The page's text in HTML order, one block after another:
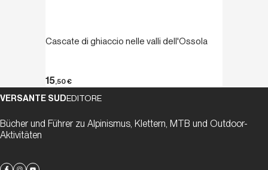
Cascate di ghiaccio nelle valli dell'Ossola
15,50€
VERSANTE SUDEDITORE
Bücher und Führer zu Alpinismus, Klettern, MTB und Outdoor-
Aktivitäten